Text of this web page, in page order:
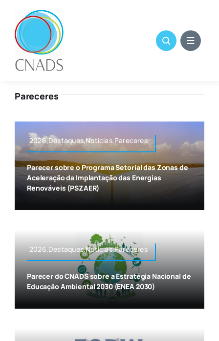
content
Pareceres
2026,Destaques,Noticias,Pareceres
Parecer sobre o Programa Setorial das Zonas de
Aceleração da Implantação das Energias
Renováveis (PSZAER)
2026,Destaques,Noticias,Pareceres
Parecer do CNADS sobre a Estratégia Nacional de
Educação Ambiental 2030 (ENEA 2030)